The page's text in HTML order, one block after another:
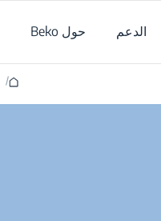
الدعم حول Beko
/